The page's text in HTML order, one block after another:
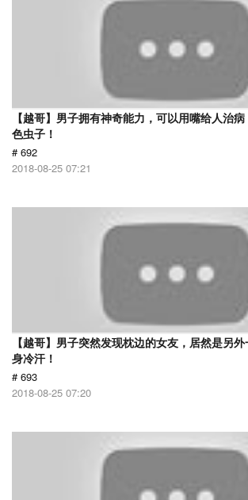
【越哥】男子拥有神奇能力，可以用嘴给人治
色虫子！
# 692
2018-08-25 07:21
【越哥】男子突然发现枕边的女友，居然是另
身冷汗！
# 693
2018-08-25 07:20